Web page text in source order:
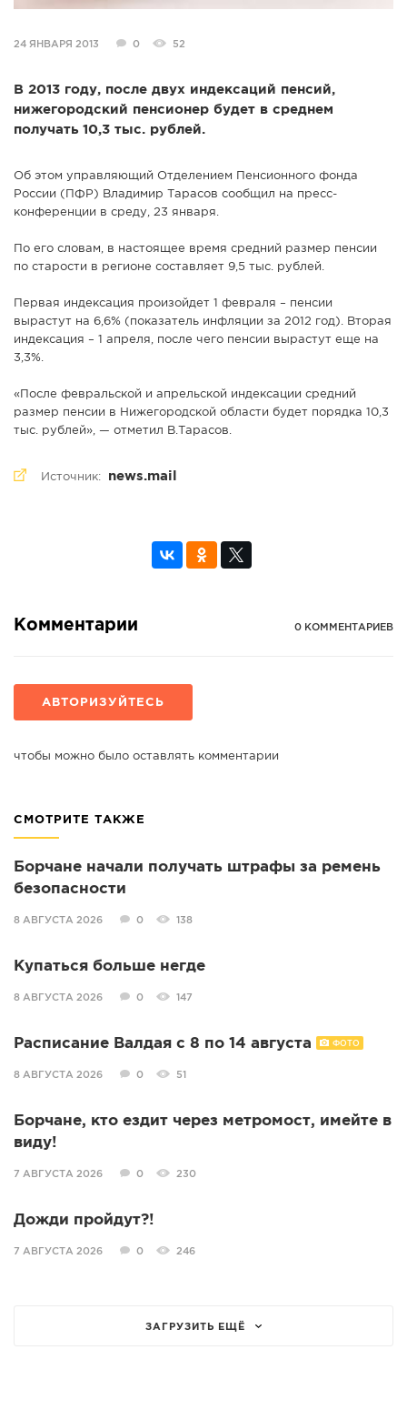
24 ЯНВАРЯ 2013 0 52
В 2013 году, после двух индексаций пенсий,
нижегородский пенсионер будет в среднем
получать 10,3 тыс. рублей.
Об этом управляющий Отделением Пенсионного фонда
России (ПФР) Владимир Тарасов сообщил на пресс-
конференции в среду, 23 января.
По его словам, в настоящее время средний размер пенсии
по старости в регионе составляет 9,5 тыс. рублей.
Первая индексация произойдет 1 февраля – пенсии
вырастут на 6,6% (показатель инфляции за 2012 год). Вторая
индексация – 1 апреля, после чего пенсии вырастут еще на
3,3%.
«После февральской и апрельской индексации средний
размер пенсии в Нижегородской области будет порядка 10,3
тыс. рублей», — отметил В.Тарасов.
Источник: news.mail
Комментарии 0 КОММЕНТАРИЕВ
АВТОРИЗУЙТЕСЬ
чтобы можно было оставлять комментарии
СМОТРИТЕ ТАКЖЕ
Борчане начали получать штрафы за ремень
безопасности
8 АВГУСТА 2026 0 138
Купаться больше негде
8 АВГУСТА 2026 0 147
Расписание Валдая с 8 по 14 августа ФОТО
8 АВГУСТА 2026 0 51
Борчане, кто ездит через метромост, имейте в
виду!
7 АВГУСТА 2026 0 230
Дожди пройдут?!
7 АВГУСТА 2026 0 246
ЗАГРУЗИТЬ ЕЩЁ